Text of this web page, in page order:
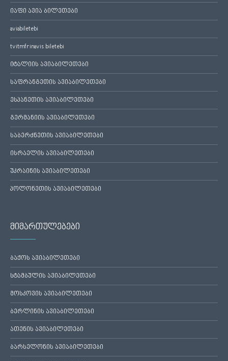
იაფი ავია ბილეთები
aviabiletebi
tvitmfrinavis biletebi
იტალიის ავიაბილეთები
საფრანგეთის ავიაბილეთები
ესპანეთის ავიაბილეთები
გერმანიის ავიაბილეთები
საბერძნეთის ავიაბილეთები
ისრაელის ავიაბილეთები
უკრაინის ავიაბილეთები
პოლონეთის ავიაბილეთები
მიმართულებები
ბაქოს ავიაბილეთები
სტამბულის ავიაბილეთები
მოსკოვის ავიაბილეთები
ბერლინის ავიაბილეთები
ათენის ავიაბილეთები
ბარსელონის ავიაბილეთები